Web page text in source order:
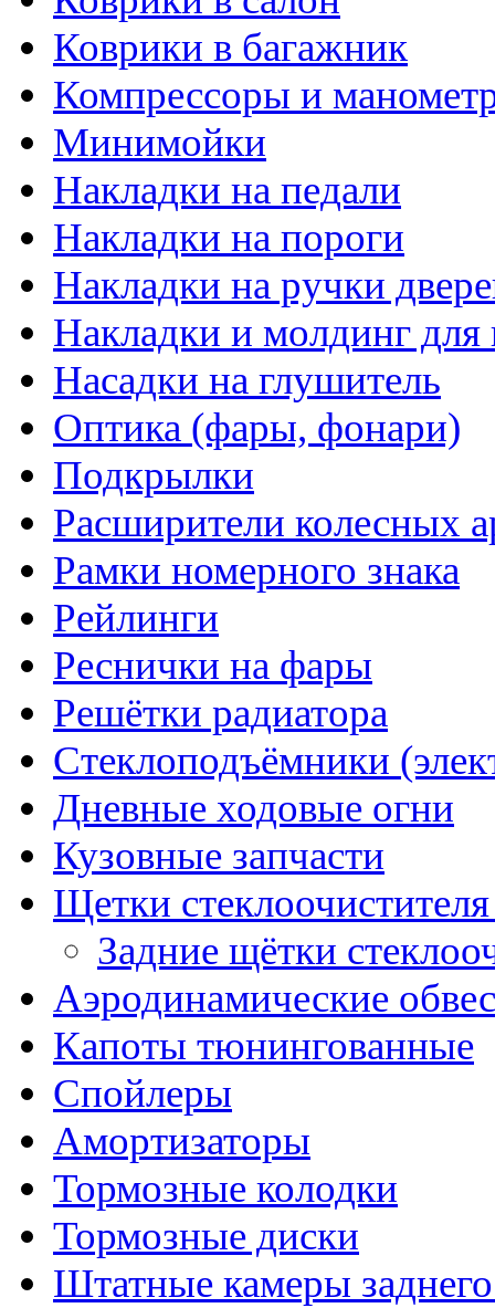
Коврики в багажник
Компрессоры и
Минимойки
Накладки на педали
Накладки на пороги
Накладки на ручки
Накладки и молдинг для
Насадки на глушитель
Оптика (фары, фонари)
Подкрылки
Расширители колесных
Рамки номерного знака
Рейлинги
Реснички на фары
Решётки радиатора
Стеклоподъёмники
Дневные ходовые огни
Кузовные запчасти
Щетки
Задние щётки
Аэродинамические
Капоты тюнингованные
Спойлеры
Амортизаторы
Тормозные колодки
Тормозные диски
Штатные камеры